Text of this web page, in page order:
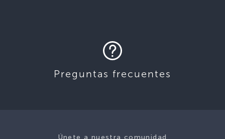
Preguntas frecuentes
Únete a nuestra comunidad